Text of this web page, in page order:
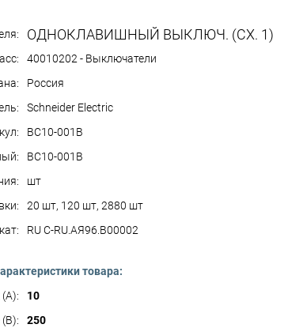
ОДНОКЛАВИШНЫЙ ВЫКЛЮЧ. (СХ. 1)
40010202 - Выключатели
Россия
Schneider Electric
BC10-001B
BC10-001B
шт
20 шт, 120 шт, 2880 шт
RU C-RU.АЯ96.B00002
товара:
10
250